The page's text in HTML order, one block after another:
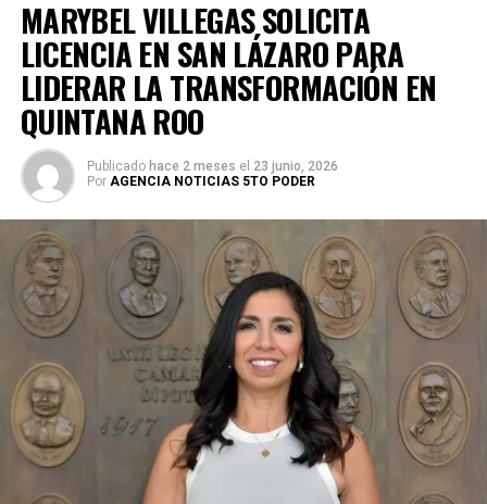
Durante su encargo en la Cámara Alta, Gino Segura centró
su agenda legislativa en iniciativas orientadas a
robustecer el desarrollo económico, la sustentabilidad
turística y la equidad social. Sin embargo, enfatizó que la
coyuntura actual exige priorizar la organización comunitaria
para asegurar la continuidad del proyecto político en la
región sureste del país.
Con esta determinación, el senador abre una etapa
MARYBEL VILLEGAS SOLICITA
LICENCIA EN SAN LÁZARO PARA
LIDERAR LA TRANSFORMACIÓN EN
QUINTANA ROO
Publicado hace 2 meses el 23 junio, 2026
Por AGENCIA NOTICIAS 5TO PODER